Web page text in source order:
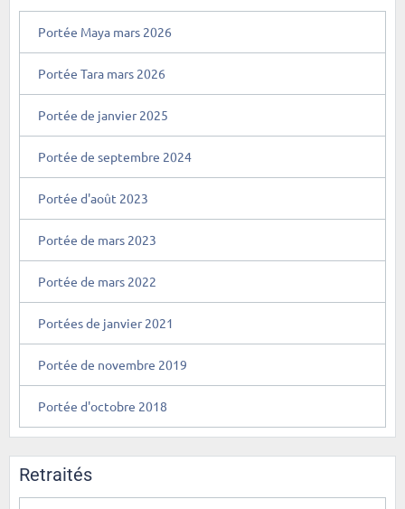
Portée Maya mars 2026
Portée Tara mars 2026
Portée de janvier 2025
Portée de septembre 2024
Portée d'août 2023
Portée de mars 2023
Portée de mars 2022
Portées de janvier 2021
Portée de novembre 2019
Portée d'octobre 2018
Retraités